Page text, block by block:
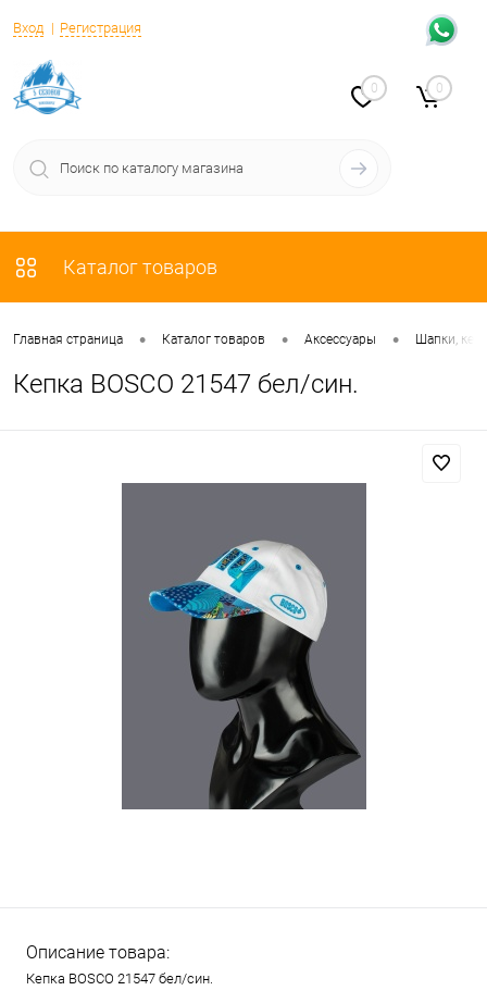
Вход Регистрация
0 0
Каталог товаров
Главная страница • Каталог товаров • Аксессуары • Шапки,
Кепка BOSCO 21547 бел/син.
Описание товара:
Кепка BOSCO 21547 бел/син.